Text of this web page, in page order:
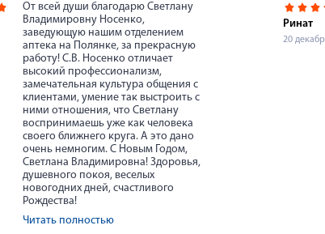
От всей души благодарю Светлану
Владимировну Носенко,
заведующую нашим отделением
аптека на Полянке, за прекрасную
работу! С.В. Носенко отличает
высокий профессионализм,
замечательная культура общения с
клиентами, умение так выстроить с
ними отношения, что Светлану
воспринимаешь уже как человека
своего ближнего круга. А это дано
очень немногим. С Новым Годом,
Светлана Владимировна! Здоровья,
душевного покоя, веселых
новогодних дней, счастливого
Рождества!
Читать полностью
Ринат
20